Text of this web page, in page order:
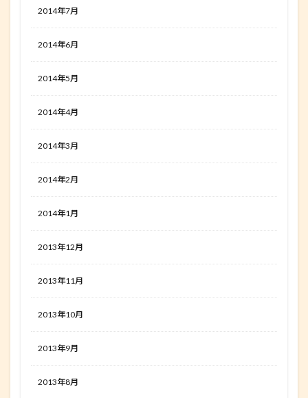
2014年7月
2014年6月
2014年5月
2014年4月
2014年3月
2014年2月
2014年1月
2013年12月
2013年11月
2013年10月
2013年9月
2013年8月